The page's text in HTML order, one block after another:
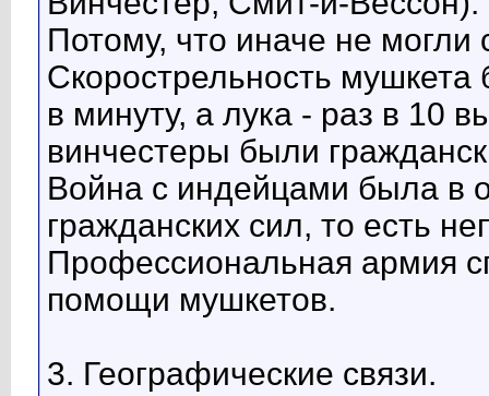
Потому, что иначе не могли
Скорострельность
в минуту, а лука - раз в 10
винчестеры были
Война с индейцами была в
гражданских сил, то есть
Профессиональная армия
помощи мушкетов.
3. Географические связи.